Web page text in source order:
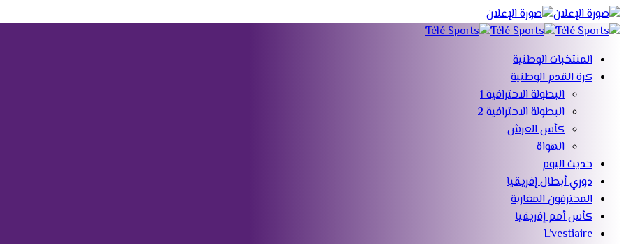
المنتخبات الوطنية
كرة القدم الوطنية
البطولة الاحترافية 1
البطولة الاحترافية 2
كأس العرش
الهواة
حديث اليوم
دوري أبطال إفريقيا
المحترفون المغاربة
كأس أمم إفريقيا
L’vestiaire